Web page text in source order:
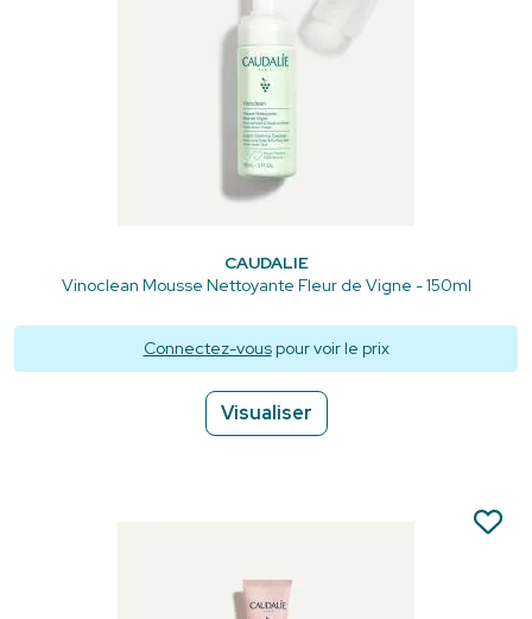
CAUDALIE
Vinoclean Mousse Nettoyante Fleur de Vigne - 150ml
Connectez-vouspour voir le prix
Visualiser